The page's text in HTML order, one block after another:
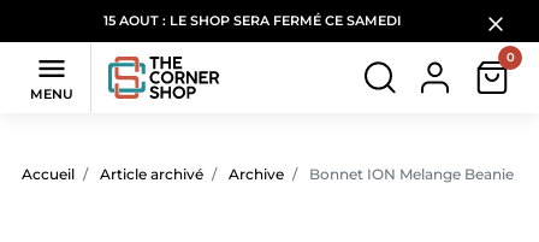
15 AOUT : LE SHOP SERA FERMÉ CE SAMEDI

MENU
0
Accueil Article archivé Archive Bonnet ION Melange Beanie